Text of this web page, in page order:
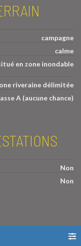
campagne
calme
en zone inondable
riveraine délimitée
A (aucune chance)
Non
Non